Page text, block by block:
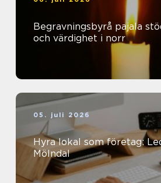
Begravningsbyrå pajala stöd, trygghet
och värdighet i norr
05. juli 2026
Hyra lokal som företag:
Mölndal